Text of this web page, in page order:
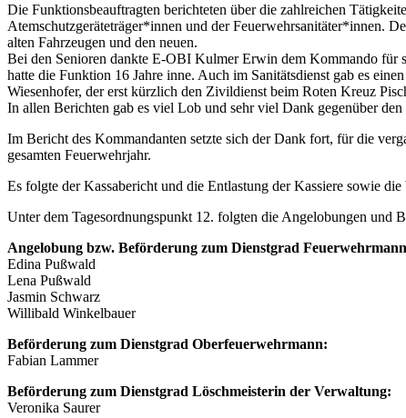
Die Funktionsbeauftragten berichteten über die zahlreichen
Atemschutzgeräteträger*innen und der Feuerwehrsanitäter*innen.
alten Fahrzeugen und den neuen.
Bei den Senioren dankte E-OBI Kulmer Erwin dem Kommando für
hatte die Funktion 16 Jahre inne. Auch im Sanitätsdienst gab es
Wiesenhofer, der erst kürzlich den Zivildienst beim Roten Kreuz
In allen Berichten gab es viel Lob und sehr viel Dank gegenüber
Im Bericht des Kommandanten setzte sich der Dank fort, für die
gesamten Feuerwehrjahr.
Es folgte der Kassabericht und die Entlastung der Kassiere sowie
Unter dem Tagesordnungspunkt 12. folgten die Angelobungen und
Angelobung bzw. Beförderung zum Dienstgrad
Edina Pußwald
Lena Pußwald
Jasmin Schwarz
Willibald Winkelbauer
Beförderung zum Dienstgrad Oberfeuerwehrmann:
Fabian Lammer
Beförderung zum Dienstgrad Löschmeisterin der Verwaltung:
Veronika Saurer